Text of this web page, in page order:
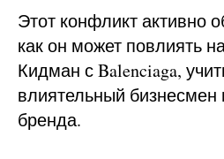
Этот конфликт активно
как он может повлиять
Кидман с Balenciaga,
влиятельный бизнесмен
бренда.